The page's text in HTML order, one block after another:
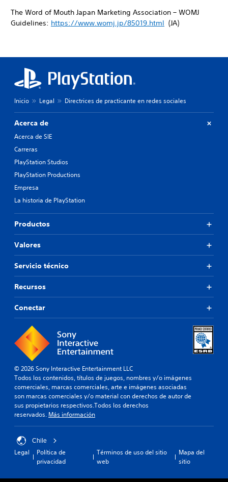
The Word of Mouth Japan Marketing Association – WOMJ
Guidelines: https://www.womj.jp/85019.html (JA)
Inicio Legal Directrices de practicante en redes sociales
Acerca de
Acerca de SIE
Carreras
PlayStation Studios
PlayStation Productions
Empresa
La historia de PlayStation
Productos
Valores
Servicio técnico
Recursos
Conectar
© 2026 Sony Interactive Entertainment LLC
Todos los contenidos, títulos de juegos, nombres y/o imágenes
comerciales, marcas comerciales, arte e imágenes asociadas
son marcas comerciales y/o material con derechos de autor de
sus propietarios respectivos.Todos los derechos
reservados. Más información
Chile
Legal
Política de
privacidad
Términos de uso del sitio
web
Mapa del
sitio